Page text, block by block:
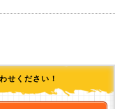
せください！